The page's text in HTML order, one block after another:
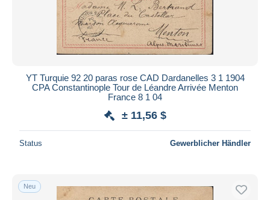
YT Turquie 92 20 paras rose CAD Dardanelles 3 1 1904
CPA Constantinople Tour de Léandre Arrivée Menton
France 8 1 04
± 11,56 $
Status Gewerblicher Händler
Neu